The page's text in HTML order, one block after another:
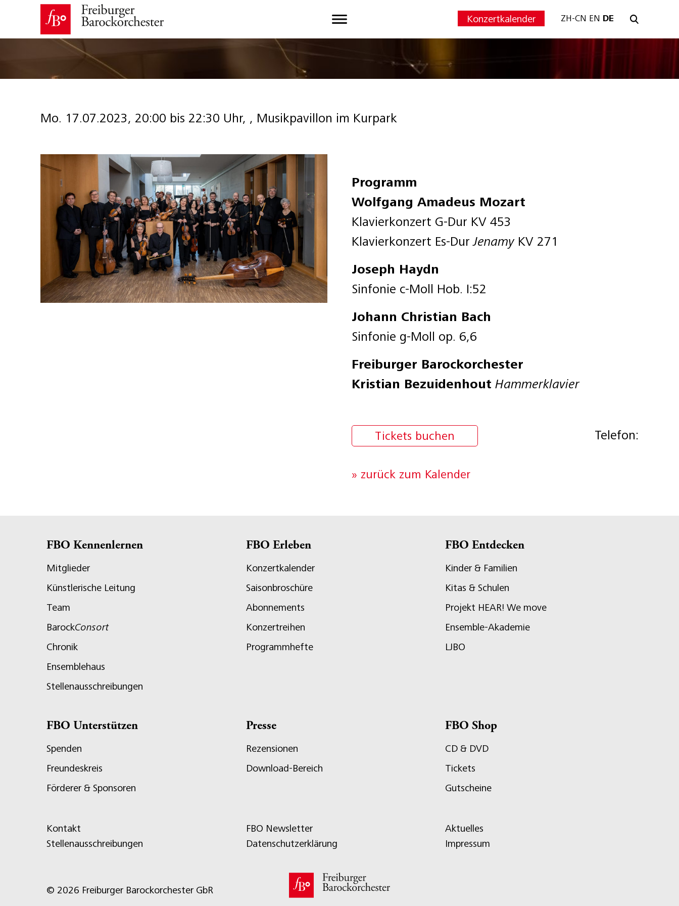
Konzertkalender ZH-CN EN DE
Mo. 17.07.2023, 20:00 bis 22:30 Uhr, , Musikpavillon im Kurpark
Programm
Wolfgang Amadeus Mozart
Klavierkonzert G-Dur KV 453
Klavierkonzert Es-DurJenamyKV 271
Joseph Haydn
Sinfonie c-Moll Hob. I:52
Johann Christian Bach
Sinfonie g-Moll op. 6,6
Freiburger Barockorchester
Kristian Bezuidenhout Hammerklavier
Tickets buchen Telefon:
» zurück zum Kalender
FBO Kennenlernen
Mitglieder
Künstlerische Leitung
Team
BarockConsort
Chronik
Ensemblehaus
Stellenausschreibungen
FBO Erleben
Konzertkalender
Saisonbroschüre
Abonnements
Konzertreihen
Programmhefte
FBO Entdecken
Kinder & Familien
Kitas & Schulen
Projekt HEAR! We move
Ensemble-Akademie
LJBO
FBO Unterstützen
Spenden
Freundeskreis
Förderer & Sponsoren
Presse
Rezensionen
Download-Bereich
FBO Shop
CD & DVD
Tickets
Gutscheine
Kontakt FBO Newsletter
Aktuelles
Stellenausschreibungen
Datenschutzerklärung Impressum
© 2026 Freiburger Barockorchester GbR